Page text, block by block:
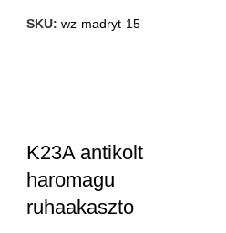
SKU: wz-madryt-15
K23A antikolt
haromagu
ruhaakaszto